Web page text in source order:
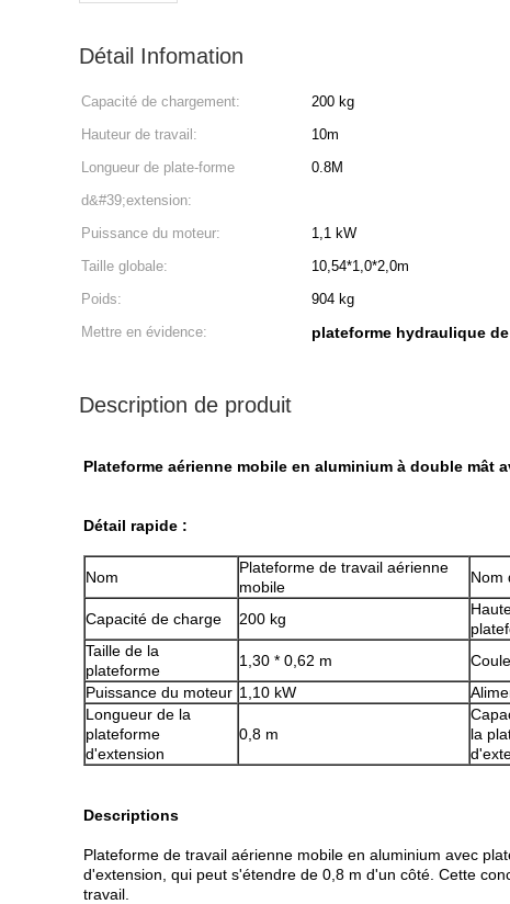
Détail Infomation
Capacité de chargement: 200 kg
Hauteur de travail:
10m
Longueur de plate-forme
d&#39;extension:
0.8M
Puissance du moteur: 1,1 kW
Taille globale:
10,54*1,0*2,0m
Poids:
904 kg
Mettre en évidence:
plateforme hydraulique
Description de produit
Plateforme aérienne mobile en aluminium à double mât
Détail rapide :
Nom
Plateforme de travail aérienne
mobile
Nom
Capacité de charge 200 kg
Taille de la
plateforme
1,30 * 0,62 m
Puissance du moteur 1,10 kW
Longueur de la
plateforme
d'extension
0,8 m
la
Descriptions
Plateforme de travail aérienne mobile en aluminium avec
d'extension, qui peut s'étendre de 0,8 m d'un côté. Cette
travail.